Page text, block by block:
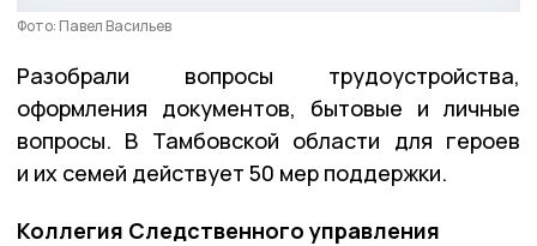
Фото: Павел Васильев
Разобрали вопросы трудоустройства,
оформления документов, бытовые и личные
вопросы. В Тамбовской области для героев
и их семей действует 50 мер поддержки.
Коллегия Следственного управления